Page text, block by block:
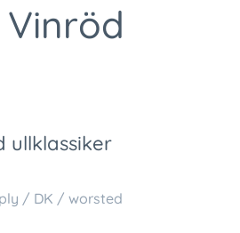
ullklassiker
/ DK / worsted